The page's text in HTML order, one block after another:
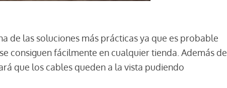
de las soluciones más prácticas ya que es probable
consiguen fácilmente en cualquier tienda. Además de
que los cables queden a la vista pudiendo